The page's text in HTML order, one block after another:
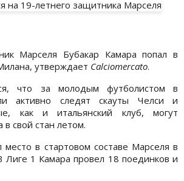
Марселя Бубакар Камара попал в
утверждает Calciomercato.
что за молодым футболистом в
активно следят скауты Челси и
как и итальянский клуб, могут
в свой стан летом.
в стартовом составе Марселя в
Лиге 1 Камара провел 18 поединков и